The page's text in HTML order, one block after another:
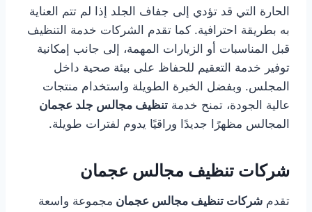
الحارة التي قد تؤدي إلى جفاف الجلد إذا لم تتم العناية
به بطريقة احترافية. كما تقدم الشركات خدمة التنظيف
قبل المناسبات أو الزيارات المهمة، إلى جانب إمكانية
توفير خدمة التعقيم للحفاظ على بيئة صحية داخل
المجلس. وبفضل الخبرة الطويلة واستخدام منتجات
عالية الجودة، تمنح خدمة تنظيف مجالس جلد عجمان
المجالس مظهرًا جديدًا وراقيًا يدوم لفترات طويلة.
شركات تنظيف مجالس عجمان
تقدم شركات تنظيف مجالس عجمان مجموعة واسعة